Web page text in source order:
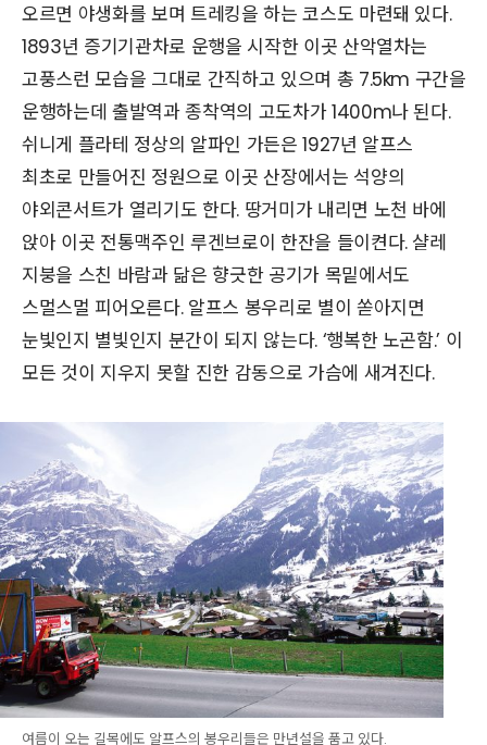
오르면 야생화를 보며 트레킹을 하는 코스도 마련돼 있다.
1893년 증기기관차로 운행을 시작한 이곳 산악열차는
고풍스런 모습을 그대로 간직하고 있으며 총 7.5km 구간을
운행하는데 출발역과 종착역의 고도차가 1400m나 된다.
쉬니게 플라테 정상의 알파인 가든은 1927년 알프스
최초로 만들어진 정원으로 이곳 산장에서는 석양의
야외콘서트가 열리기도 한다. 땅거미가 내리면 노천 바에
앉아 이곳 전통맥주인 루겐브로이 한잔을 들이켠다. 샬레
지붕을 스친 바람과 닮은 향긋한 공기가 목밑에서도
스멀스멀 피어오른다. 알프스 봉우리로 별이 쏟아지면
눈빛인지 별빛인지 분간이 되지 않는다. ‘행복한 노곤함.’ 이
모든 것이 지우지 못할 진한 감동으로 가슴에 새겨진다.
여름이 오는 길목에도 알프스의 봉우리들은 만년설을 품고 있다.